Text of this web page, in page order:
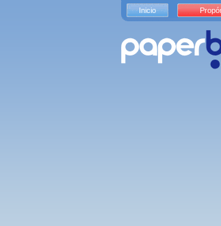
Inicio